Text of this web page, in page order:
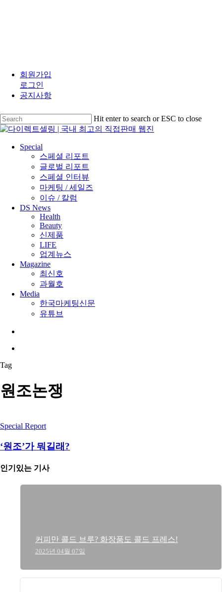
main
content
회원가입
로그인
공지사항
Hit enter to search or ESC to close
Close
search
Menu
Special
스페셜 리포트
글로벌 리포트
스페셜 인터뷰
마케팅 / 세일즈
이슈 / 칼럼
DS News
Health
Beauty
신제품
LIFE
업계뉴스
Magazine
최신호
과월호
Media
한국마케팅신문
유튜브
Tag
원조논쟁
Special Report
‘원조’가 뭐길래?
인기있는 기사
커피만 콜드 브루? 화장품도 콜드 프레스!
2025년 04월 07일